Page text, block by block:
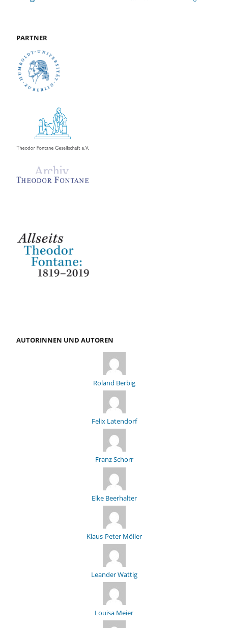
PARTNER
AUTORINNEN UND AUTOREN
Roland Berbig
Felix Latendorf
Franz Schorr
Elke Beerhalter
Klaus-Peter Möller
Leander Wattig
Louisa Meier